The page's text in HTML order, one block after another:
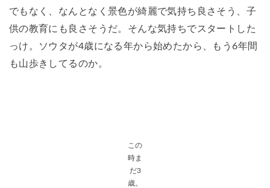
でもなく、なんとなく景色が綺麗で気持ち良さそう、子
供の教育にも良さそうだ。そんな気持ちでスタートした
っけ。ソウタが4歳になる年から始めたから、もう6年間
も山歩きしてるのか。
この
時ま
だ3
歳。